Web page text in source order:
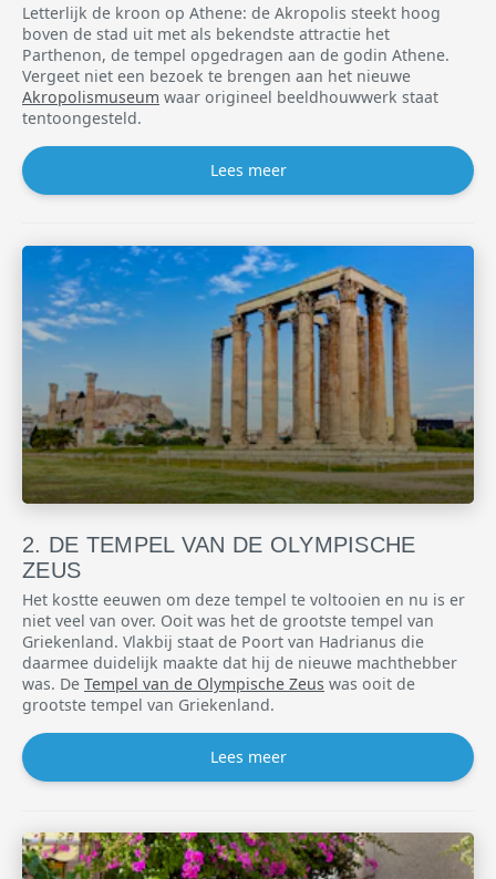
Letterlijk de kroon op Athene: de Akropolis steekt hoog
boven de stad uit met als bekendste attractie het
Parthenon, de tempel opgedragen aan de godin Athene.
Vergeet niet een bezoek te brengen aan het nieuwe
Akropolismuseum waar origineel beeldhouwwerk staat
tentoongesteld.
Lees meer
DE TEMPEL VAN DE OLYMPISCHE
ZEUS
Het kostte eeuwen om deze tempel te voltooien en nu is er
niet veel van over. Ooit was het de grootste tempel van
Griekenland. Vlakbij staat de Poort van Hadrianus die
daarmee duidelijk maakte dat hij de nieuwe machthebber
was. De Tempel van de Olympische Zeus was ooit de
grootste tempel van Griekenland.
Lees meer